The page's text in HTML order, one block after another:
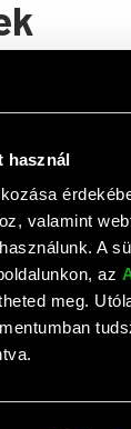
használ
valamint
A
az
meg.